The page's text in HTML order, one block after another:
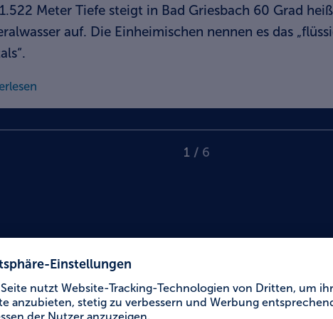
Meter Tiefe steigt in Bad Griesbach 60 Grad
auf. Die Einheimischen nennen es das
1 / 6